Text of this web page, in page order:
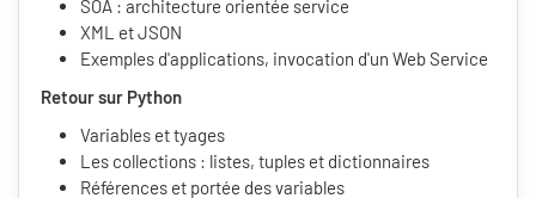
SOA : architecture orientée service
XML et JSON
Exemples d'applications, invocation d'un Web Service
Retour sur Python
Variables et tyages
Les collections : listes, tuples et dictionnaires
Références et portée des variables